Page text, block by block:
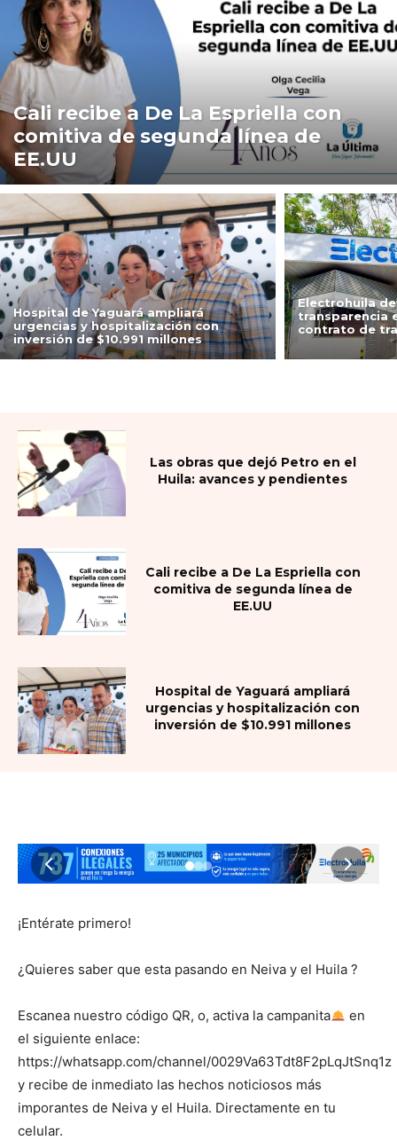
Cali recibe a De La Espriella con
comitiva de segunda línea de
EE.UU
Hospital de Yaguará ampliará
urgencias y hospitalización con
inversión de $10.991 millones
Electrohuila
transparencia
contrato de
Las obras que dejó Petro en el
Huila: avances y pendientes
Cali recibe a De La Espriella con
comitiva de segunda línea de
EE.UU
Hospital de Yaguará ampliará
urgencias y hospitalización con
inversión de $10.991 millones
¡Entérate primero!
¿Quieres saber que esta pasando en Neiva y el Huila ?
Escanea nuestro código QR, o, activa la campanita
en
el siguiente enlace:
https://whatsapp.com/channel/0029Va63Tdt8F2pLqJtSnq1z
y recibe de inmediato las hechos noticiosos más
imporantes de Neiva y el Huila. Directamente en tu
celular.